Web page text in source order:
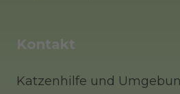
Kontakt
Katzenhilfe und